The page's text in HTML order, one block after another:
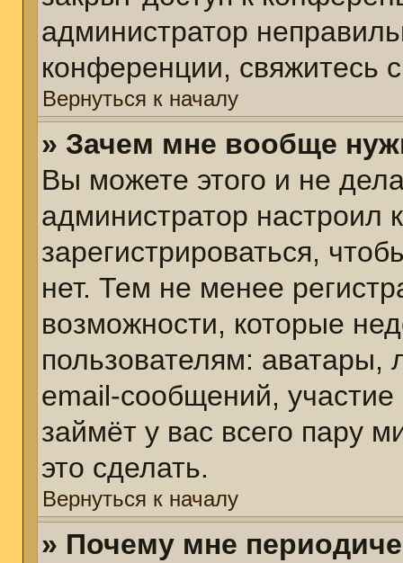
администратор
конференции, свяжитесь
Вернуться к началу
» Зачем мне вообще
Вы можете этого и не
администратор
зарегистрироваться,
нет. Тем не менее
возможности, которые
пользователям: аватары,
email-сообщений, участие
займёт у вас всего пару
это сделать.
Вернуться к началу
» Почему мне